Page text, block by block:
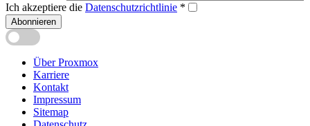
Ich akzeptiere die Datenschutzrichtlinie *
Abonnieren
Über Proxmox
Karriere
Kontakt
Impressum
Sitemap